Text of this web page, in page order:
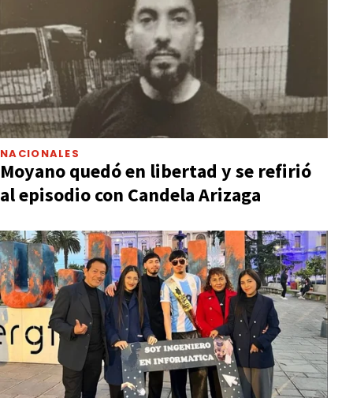
NACIONALES
Moyano quedó en libertad y se refirió
al episodio con Candela Arizaga